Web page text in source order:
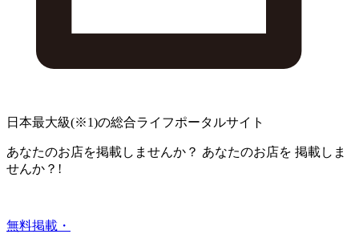
日本最大級(※1)の総合ライフポータルサイト
あなたのお店を掲載しませんか？ あなたのお店を 掲載しま
せんか？!
無料掲載・